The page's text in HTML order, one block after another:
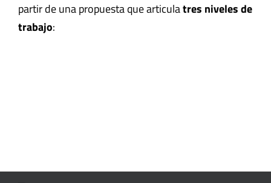
partir de una propuesta que articulatres niveles de
trabajo: